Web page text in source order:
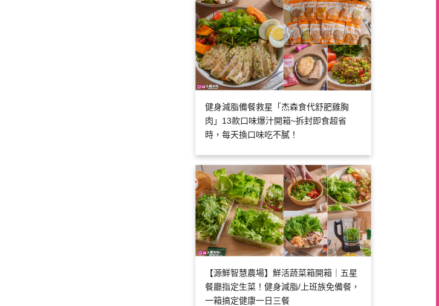
健身減脂備餐救星「杰森食代舒肥雞胸
肉」13款口味爆汁開箱~拆封即食超省
時，每天換口味吃不膩！
【源鮮智慧農場】鮮活蔬菜箱開箱｜五星
餐廳指定生菜！健身減脂/上班族免備餐，
一箱搞定健康一日三餐